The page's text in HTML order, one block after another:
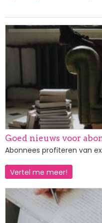
Afbeelding
Goed nieuws voor
Abonnees profiteren van
Vertel me meer!
Afbeelding